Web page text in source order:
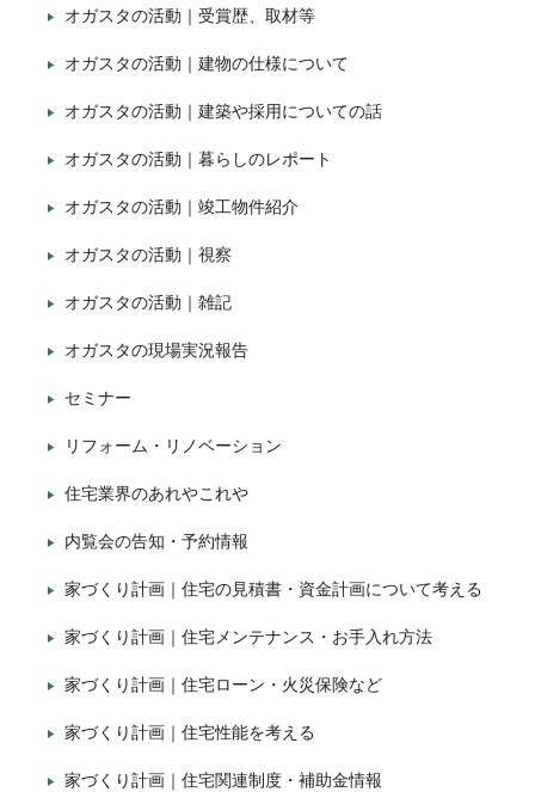
オガスタの活動｜受賞歴、取材等
オガスタの活動｜建物の仕様について
オガスタの活動｜建築や採用についての話
オガスタの活動｜暮らしのレポート
オガスタの活動｜竣工物件紹介
オガスタの活動｜視察
オガスタの活動｜雑記
オガスタの現場実況報告
セミナー
リフォーム・リノベーション
住宅業界のあれやこれや
内覧会の告知・予約情報
家づくり計画｜住宅の見積書・資金計画について考える
家づくり計画｜住宅メンテナンス・お手入れ方法
家づくり計画｜住宅ローン・火災保険など
家づくり計画｜住宅性能を考える
家づくり計画｜住宅関連制度・補助金情報